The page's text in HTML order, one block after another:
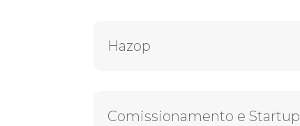
Hazop
Comissionamento e Startup